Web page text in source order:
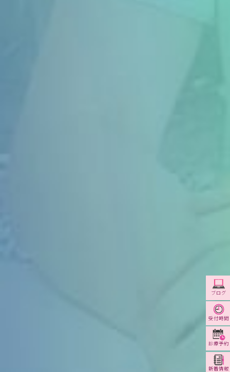
ブログ
受付時間
診療予約
新着情報